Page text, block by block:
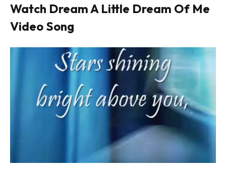
Watch Dream A Little Dream Of Me
Video Song